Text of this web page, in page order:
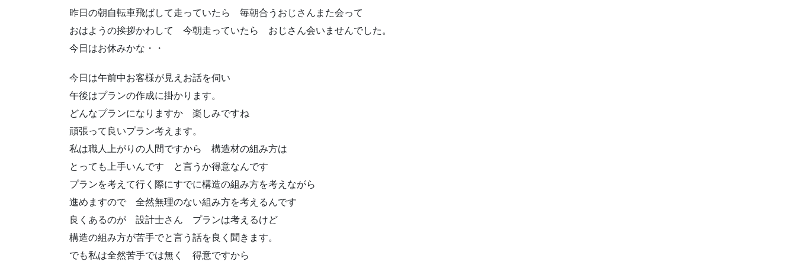
昨日の朝自転車飛ばして走っていたら 毎朝合うおじさんまた会って
おはようの挨拶かわして 今朝走っていたら おじさん会いませんでした。
今日はお休みかな・・
今日は午前中お客様が見えお話を伺い
午後はプランの作成に掛かります。
どんなプランになりますか 楽しみですね
頑張って良いプラン考えます。
私は職人上がりの人間ですから 構造材の組み方は
とっても上手いんです と言うか得意なんです
プランを考えて行く際にすでに構造の組み方を考えながら
進めますので 全然無理のない組み方を考えるんです
良くあるのが 設計士さん プランは考えるけど
構造の組み方が苦手でと言う話を良く聞きます。
でも私は全然苦手では無く 得意ですから